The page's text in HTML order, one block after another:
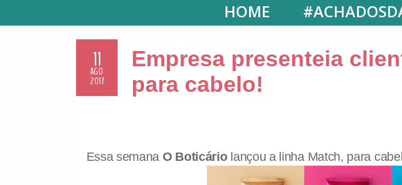
HOME
11
AGO
2017
Empresa presenteia
para cabelo!
Essa semana O Boticáriolançou a linha Match, para